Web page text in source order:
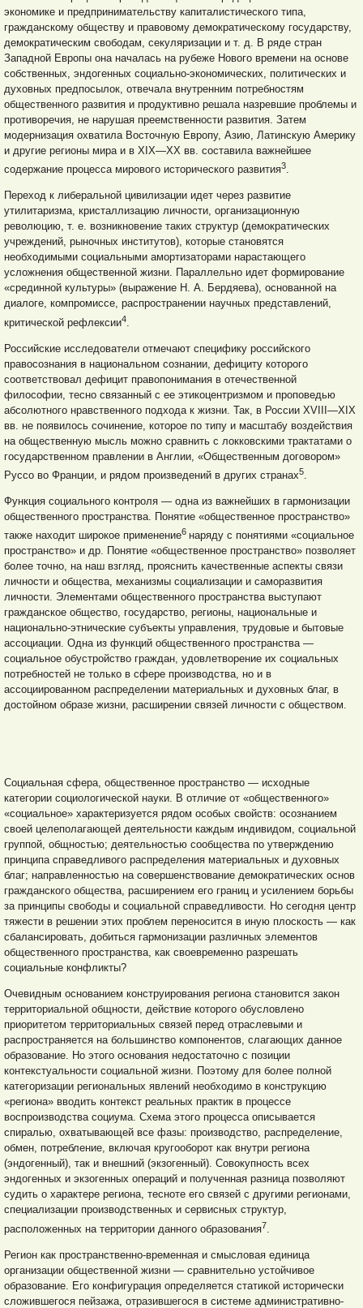
экономике и предпринимательству капиталистического типа,
гражданскому обществу и правовому демократическому государству,
демократическим свободам, секуляризации и т. д. В ряде стран
Западной Европы она началась на рубеже Нового времени на основе
собственных, эндогенных социально-экономических, политических и
духовных предпосылок, отвечала внутренним потребностям
общественного развития и продуктивно решала назревшие проблемы и
противоречия, не нарушая преемственности развития. Затем
модернизация охватила Восточную Европу, Азию, Латинскую Америку
и другие регионы мира и в XIX—XX вв. составила важнейшее
содержание процесса мирового исторического развития3.
Переход к либеральной цивилизации идет через развитие
утилитаризма, кристаллизацию личности, организационную
революцию, т. е. возникновение таких структур (демократических
учреждений, рыночных институтов), которые становятся
необходимыми социальными амортизаторами нарастающего
усложнения общественной жизни. Параллельно идет формирование
«срединной культуры» (выражение Н. А. Бердяева), основанной на
диалоге, компромиссе, распространении научных представлений,
критической рефлексии4
Российские исследователи отмечают специфику российского
правосознания в национальном сознании, дефициту которого
соответствовал дефицит правопонимания в отечественной
философии, тесно связанный с ее этикоцентризмом и проповедью
абсолютного нравственного подхода к жизни. Так, в России XVIII—XIX
вв. не появилось сочинение, которое по типу и масштабу воздействия
на общественную мысль можно сравнить с локковскими трактатами о
государственном правлении в Англии, «Общественным договором»
Руссо во Франции, и рядом произведений в других странах5.
Функция социального контроля — одна из важнейших в гармонизации
общественного пространства. Понятие «общественное пространство»
также находит широкое применение6 наряду с понятиями «социальное
пространство» и др. Понятие «общественное пространство» позволяет
более точно, на наш взгляд, прояснить качественные аспекты связи
личности и общества, механизмы социализации и саморазвития
личности. Элементами общественного пространства выступают
гражданское общество, государство, регионы, национальные и
национально-этнические субъекты управления, трудовые и бытовые
ассоциации. Одна из функций общественного пространства —
социальное обустройство граждан, удовлетворение их социальных
потребностей не только в сфере производства, но и в
ассоциированном распределении материальных и духовных благ, в
достойном образе жизни, расширении связей личности с обществом.
Социальная сфера, общественное пространство — исходные
категории социологической науки. В отличие от «общественного»
«социальное» характеризуется рядом особых свойств: осознанием
своей целеполагающей деятельности каждым индивидом, социальной
группой, общностью; деятельностью сообщества по утверждению
принципа справедливого распределения материальных и духовных
благ; направленностью на совершенствование демократических основ
гражданского общества, расширением его границ и усилением борьбы
за принципы свободы и социальной справедливости. Но сегодня центр
тяжести в решении этих проблем переносится в иную плоскость — как
сбалансировать, добиться гармонизации различных элементов
общественного пространства, как своевременно разрешать
социальные конфликты?
Очевидным основанием конструирования региона становится закон
территориальной общности, действие которого обусловлено
приоритетом территориальных связей перед отраслевыми и
распространяется на большинство компонентов, слагающих данное
образование. Но этого основания недостаточно с позиции
контекстуальности социальной жизни. Поэтому для более полной
категоризации региональных явлений необходимо в конструкцию
«региона» вводить контекст реальных практик в процессе
воспроизводства социума. Схема этого процесса описывается
спиралью, охватывающей все фазы: производство, распределение,
обмен, потребление, включая кругооборот как внутри региона
(эндогенный), так и внешний (экзогенный). Совокупность всех
эндогенных и экзогенных операций и полученная разница позволяют
судить о характере региона, тесноте его связей с другими регионами,
специализации производственных и сервисных структур,
расположенных на территории данного образования7
Регион как пространственно-временная и смысловая единица
организации общественной жизни — сравнительно устойчивое
образование. Его конфигурация определяется статикой исторически
сложившегося пейзажа, отразившегося в системе административно-